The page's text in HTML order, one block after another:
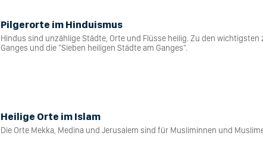
Pilgerorte im Hinduismus
Hindus sind unzählige Städte, Orte und Flüsse heilig. Zu den wichtigsten
Ganges und die "Sieben heiligen Städte am Ganges".
Heilige Orte im Islam
Die Orte Mekka, Medina und Jerusalem sind für Musliminnen und